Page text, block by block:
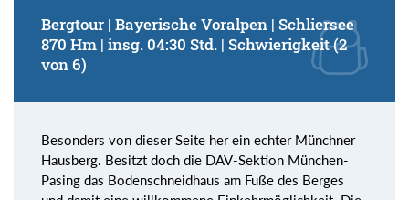
Bergtour | Bayerische Voralpen | Schliersee
870 Hm | insg. 04:30 Std. | Schwierigkeit (2
von 6)
Besonders von dieser Seite her ein echter Münchner
Hausberg. Besitzt doch die DAV-Sektion München-
Pasing das Bodenschneidhaus am Fuße des Berges